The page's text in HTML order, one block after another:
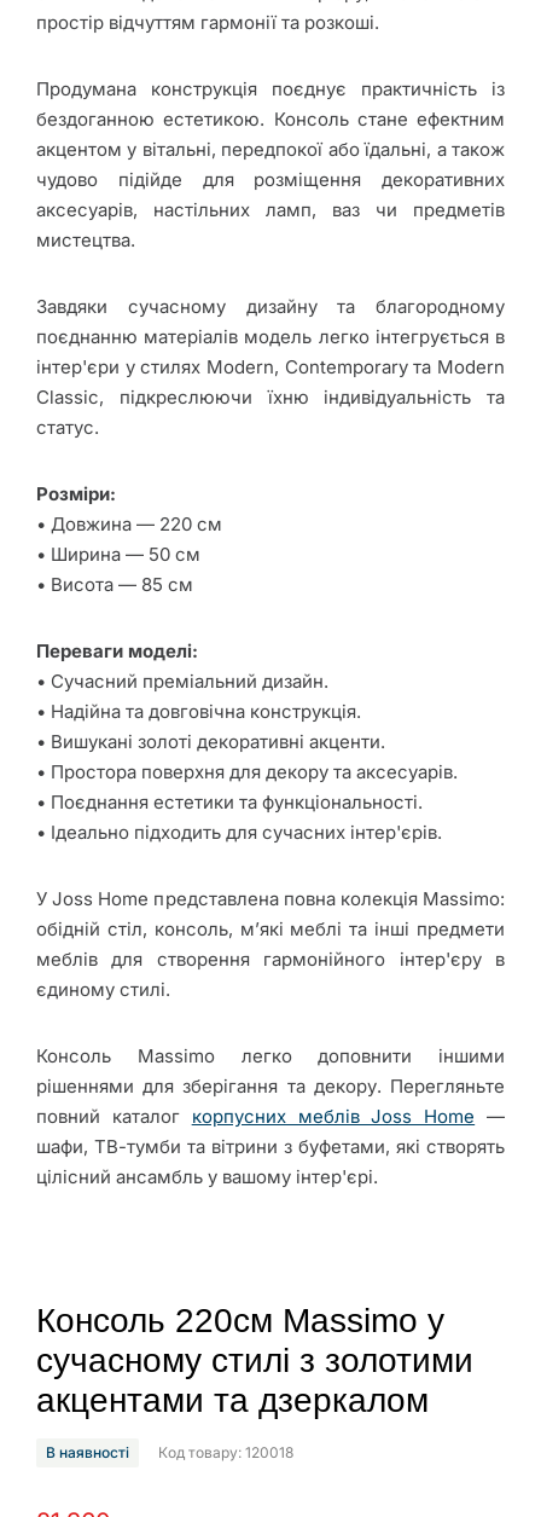
Кухні
Електрокаміни
Знижки
Про Joss
Країни-
виробники
Доставка та
Гарантія
Повернення
товару
Контакти
простір відчуттям гармонії та розкоші.
Продумана конструкція поєднує практичність із
бездоганною естетикою. Консоль стане ефектним
акцентом у вітальні, передпокої або їдальні, а також
чудово підійде для розміщення декоративних
аксесуарів, настільних ламп, ваз чи предметів
мистецтва.
Завдяки сучасному дизайну та благородному
поєднанню матеріалів модель легко інтегрується в
інтер'єри у стилях Modern, Contemporary та Modern
Classic, підкреслюючи їхню індивідуальність та
статус.
Розміри:
• Довжина — 220 см
• Ширина — 50 см
• Висота — 85 см
Переваги моделі:
• Сучасний преміальний дизайн.
• Надійна та довговічна конструкція.
• Вишукані золоті декоративні акценти.
• Простора поверхня для декору та аксесуарів.
• Поєднання естетики та функціональності.
• Ідеально підходить для сучасних інтер'єрів.
У Joss Home представлена повна колекція Massimo:
обідній стіл, консоль, м’які меблі та інші предмети
меблів для створення гармонійного інтер'єру в
єдиному стилі.
Консоль Massimo легко доповнити іншими
рішеннями для зберігання та декору. Перегляньте
повний каталог корпусних меблів Joss Home —
шафи, ТВ-тумби та вітрини з буфетами, які створять
цілісний ансамбль у вашому інтер'єрі.
Консоль 220см Massimo у
сучасному стилі з золотими
акцентами та дзеркалом
В наявності Код товару: 120018